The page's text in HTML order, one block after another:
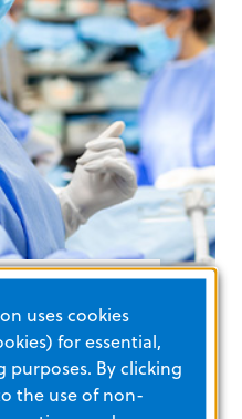
瞭解更多
新且有助於提高
uses cookies
for essential,
purposes. By clicking
the use of non-